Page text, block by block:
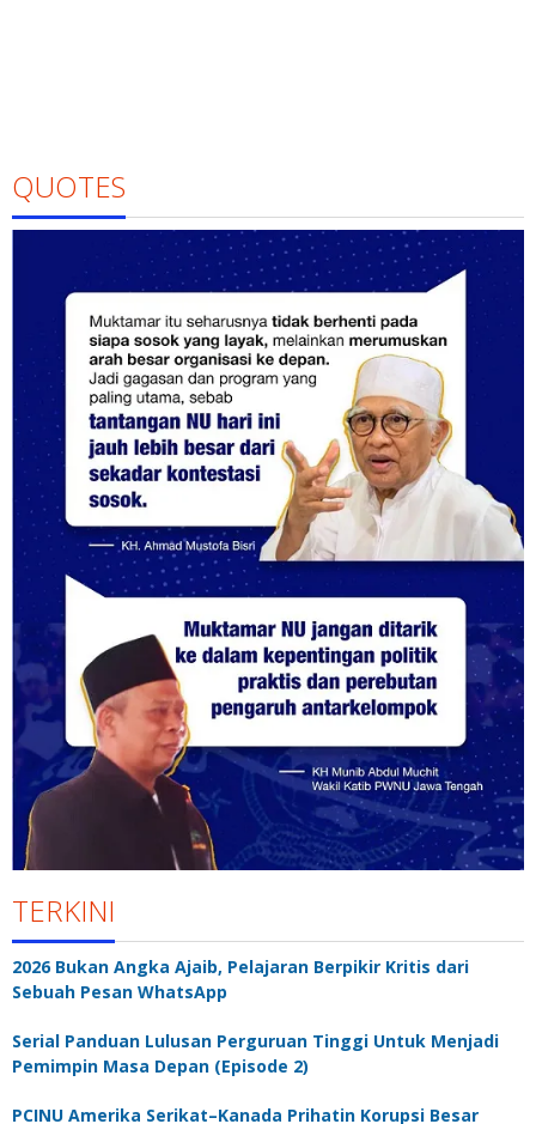
QUOTES
TERKINI
2026 Bukan Angka Ajaib, Pelajaran Berpikir Kritis dari
Sebuah Pesan WhatsApp
Serial Panduan Lulusan Perguruan Tinggi Untuk Menjadi
Pemimpin Masa Depan (Episode 2)
PCINU Amerika Serikat–Kanada Prihatin Korupsi Besar